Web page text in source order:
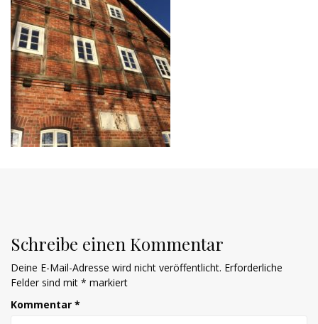
Schreibe einen Kommentar
Deine E-Mail-Adresse wird nicht veröffentlicht. Erforderliche
Felder sind mit * markiert
Kommentar *